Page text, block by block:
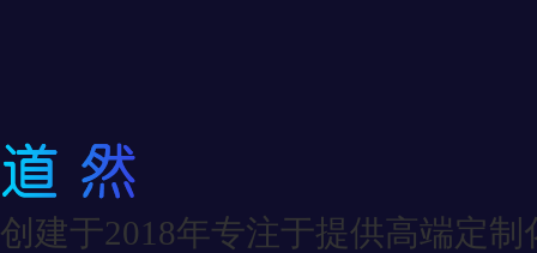
创建于2018年专注于提供高端定制